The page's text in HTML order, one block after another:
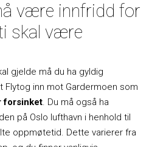
være innfridd for
skal være
gjelde må du ha gyldig
Flytog inn mot Gardermoen som
forsinket. Du må også ha
på Oslo lufthavn i henhold til
oppmøtetid. Dette varierer fra